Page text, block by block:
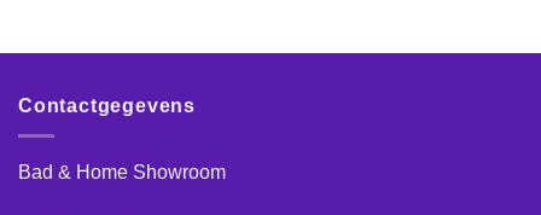
Contactgegevens
Bad & Home Showroom